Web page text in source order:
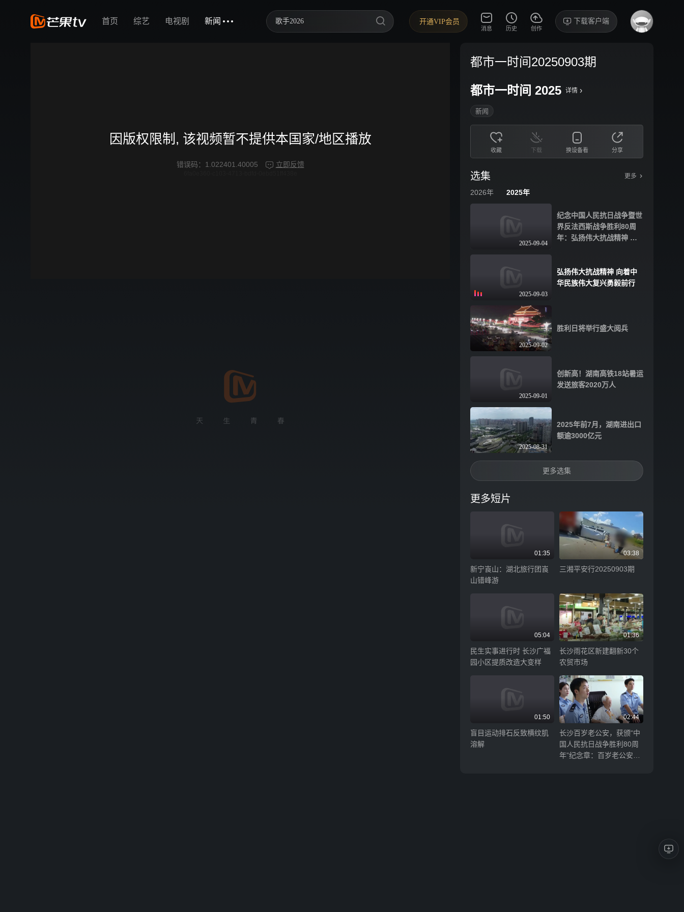
首页 综艺 电视剧 新闻 歌手2026
忙忙碌碌寻宝藏2
开通VIP会员
消息 历史 创作
下载客户端
因版权限制, 该视频暂不提供本国家/地区播放
错误码： 1.022401.40005 立即反馈
都市一时间20250903期
都市一时间 2025 详情 ›
新闻
收藏 下载 换设备看 分享
选集 更多
2026年 2025年
2025-09-04
纪念中国人民抗日战争暨世
界反法西斯战争胜利80周
年：弘扬伟大抗战精神 朝
2025-09-03
弘扬伟大抗战精神 向着中
华民族伟大复兴勇毅前行
2025-09-02
胜利日将举行盛大阅兵
2025-09-01
创新高！湖南高铁18站暑运
发送旅客2020万人
2025-08-31
2025年前7月，湖南进出口
额逾3000亿元
更多选集
更多短片
01:35
新宁崀山：湖北旅行团崀
山错峰游
03:38
三湘平安行20250903期
05:04
民生实事进行时 长沙广福
园小区提质改造大变样
01:36
长沙雨花区新建翻新30个
农贸市场
01:50
盲目运动排石反致横纹肌
溶解
02:44
长沙百岁老公安，获颁“中
国人民抗日战争胜利80周
年”纪念章：百岁老公安与